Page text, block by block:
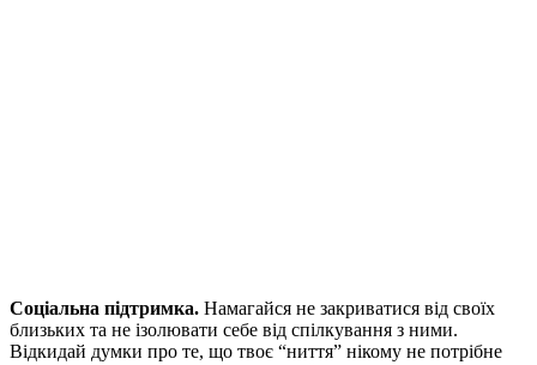
Соціальна підтримка. Намагайся не закриватися від своїх
близьких та не ізолювати себе від спілкування з ними.
Відкидай думки про те, що твоє “ниття” нікому не потрібне